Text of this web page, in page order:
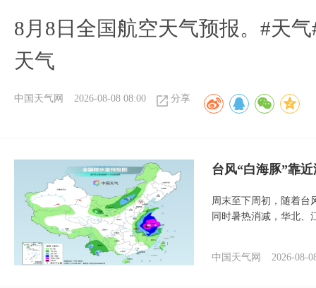
8月8日全国航空天气预报。#天
天气
中国天气网 2026-08-08 08:00 分享
台风“白海豚”靠
周末至下周初，随着台
同时暑热消减，华北、
中国天气网 2026-08-